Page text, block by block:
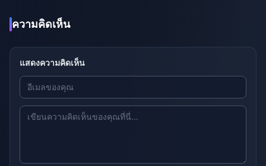
ความคิดเห็น
แสดงความคิดเห็น